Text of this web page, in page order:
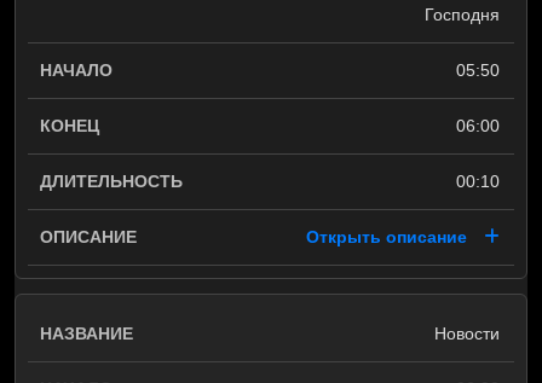
Господня
05:50
06:00
00:10
Открыть описание
Новости